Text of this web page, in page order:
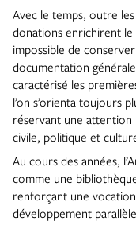
Avec le temps, outre
donations enrichirent
impossible de
documentation
caractérisé les
l’on s’orienta toujours
réservant une
civile, politique et
Au cours des années,
comme une
renforçant une
développement